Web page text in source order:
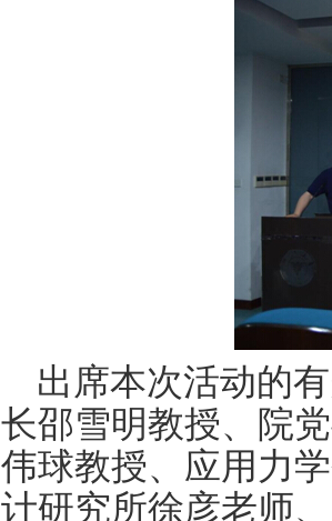
出席本次活动的
长邵雪明教授、院
伟球教授、应用力
计研究所徐彦老师